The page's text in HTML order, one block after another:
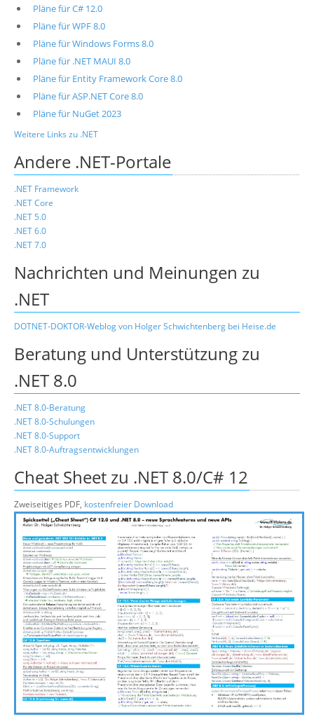
Pläne für C# 12.0
Pläne für WPF 8.0
Pläne für Windows Forms 8.0
Pläne für .NET MAUI 8.0
Pläne für Entity Framework Core 8.0
Pläne für ASP.NET Core 8.0
Pläne für NuGet 2023
Weitere Links zu .NET
Andere .NET-Portale
.NET Framework
.NET Core
.NET 5.0
.NET 6.0
.NET 7.0
Nachrichten und Meinungen zu
.NET
DOTNET-DOKTOR-Weblog von Holger Schwichtenberg bei Heise.de
Beratung und Unterstützung zu
.NET 8.0
.NET 8.0-Beratung
.NET 8.0-Schulungen
.NET 8.0-Support
.NET 8.0-Auftragsentwicklungen
Cheat Sheet zu .NET 8.0/C# 12
Zweiseitiges PDF, kostenfreier Download